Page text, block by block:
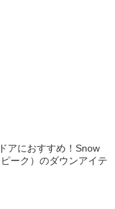
アにおすすめ！Snow
ーク）のダウンアイテ